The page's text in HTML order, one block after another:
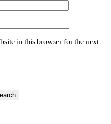
in this browser for the next